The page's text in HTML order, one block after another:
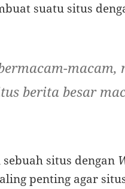
suatu situs
berita besar
situs dengan
penting agar